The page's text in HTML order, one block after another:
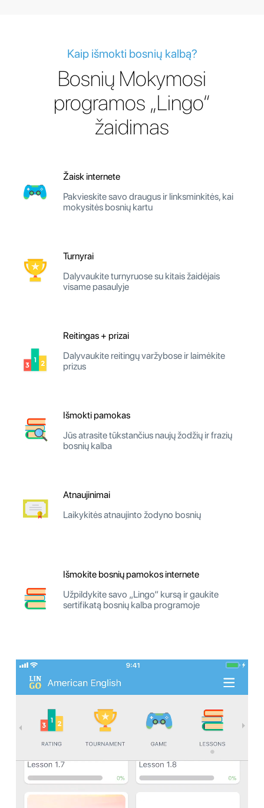
Kaip išmokti bosnių kalbą?
Bosnių Mokymosi
programos „Lingo“
žaidimas
Žaisk internete
Pakvieskite savo draugus ir linksminkitės, kai
mokysitės bosnių kartu
Turnyrai
Dalyvaukite turnyruose su kitais žaidėjais
visame pasaulyje
Reitingas + prizai
Dalyvaukite reitingų varžybose ir laimėkite
prizus
Išmokti pamokas
Jūs atrasite tūkstančius naujų žodžių ir frazių
bosnių kalba
Atnaujinimai
Laikykitės atnaujinto žodyno bosnių
Išmokite bosnių pamokos internete
Užpildykite savo „Lingo“ kursą ir gaukite
sertifikatą bosnių kalba programoje